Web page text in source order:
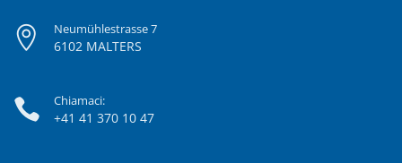
Neumühlestrasse 7
6102 MALTERS
Chiamaci:
+41 41 370 10 47